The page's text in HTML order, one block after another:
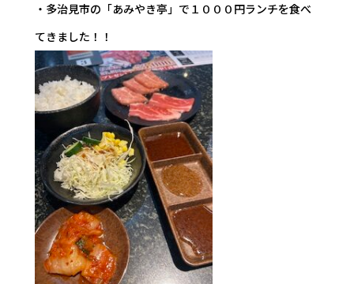
・多治見市の「あみやき亭」で１０００円ランチを食べ
てきました！！